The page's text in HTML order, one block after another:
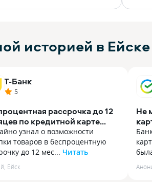
историей в Ейске
Т-Банк
5
рассрочка до 12
по кредитной карте
Платинум
узнал о возможности
товаров в беспроцентную
до 12 мес... Читать
узнал о возможности
товаров в беспроцентную
, Ейск
Не